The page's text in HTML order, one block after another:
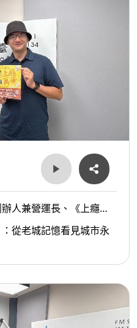
人兼營運長、《上癮．
：從老城記憶看見城市永